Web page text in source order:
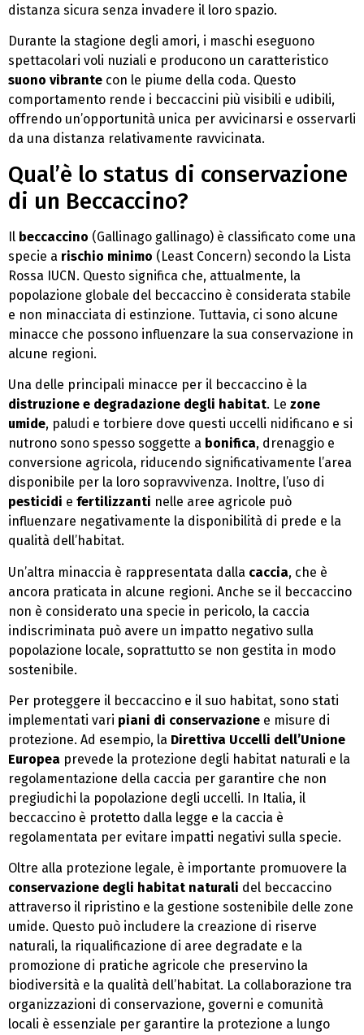
distanza sicura senza invadere il loro spazio.
Durante la stagione degli amori, i maschi eseguono
spettacolari voli nuziali e producono un caratteristico
suono vibrante con le piume della coda. Questo
comportamento rende i beccaccini più visibili e udibili,
offrendo un’opportunità unica per avvicinarsi e osservarli
da una distanza relativamente ravvicinata.
Qual’è lo status di conservazione
di un Beccaccino?
Il beccaccino (Gallinago gallinago) è classificato come una
specie a rischio minimo (Least Concern) secondo la Lista
Rossa IUCN. Questo significa che, attualmente, la
popolazione globale del beccaccino è considerata stabile
e non minacciata di estinzione. Tuttavia, ci sono alcune
minacce che possono influenzare la sua conservazione in
alcune regioni.
Una delle principali minacce per il beccaccino è la
distruzione e degradazione degli habitat. Le zone
umide, paludi e torbiere dove questi uccelli nidificano e si
nutrono sono spesso soggette a bonifica, drenaggio e
conversione agricola, riducendo significativamente l’area
disponibile per la loro sopravvivenza. Inoltre, l’uso di
pesticidi e fertilizzanti nelle aree agricole può
influenzare negativamente la disponibilità di prede e la
qualità dell’habitat.
Un’altra minaccia è rappresentata dalla caccia, che è
ancora praticata in alcune regioni. Anche se il beccaccino
non è considerato una specie in pericolo, la caccia
indiscriminata può avere un impatto negativo sulla
popolazione locale, soprattutto se non gestita in modo
sostenibile.
Per proteggere il beccaccino e il suo habitat, sono stati
implementati vari piani di conservazione e misure di
protezione. Ad esempio, la Direttiva Uccelli dell’Unione
Europea prevede la protezione degli habitat naturali e la
regolamentazione della caccia per garantire che non
pregiudichi la popolazione degli uccelli. In Italia, il
beccaccino è protetto dalla legge e la caccia è
regolamentata per evitare impatti negativi sulla specie.
Oltre alla protezione legale, è importante promuovere la
conservazione degli habitat naturali del beccaccino
attraverso il ripristino e la gestione sostenibile delle zone
umide. Questo può includere la creazione di riserve
naturali, la riqualificazione di aree degradate e la
promozione di pratiche agricole che preservino la
biodiversità e la qualità dell’habitat. La collaborazione tra
organizzazioni di conservazione, governi e comunità
locali è essenziale per garantire la protezione a lungo